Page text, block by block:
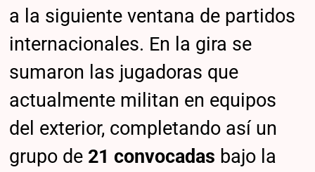
a la siguiente ventana de partidos
internacionales. En la gira se
sumaron las jugadoras que
actualmente militan en equipos
del exterior, completando así un
grupo de 21 convocadas bajo la